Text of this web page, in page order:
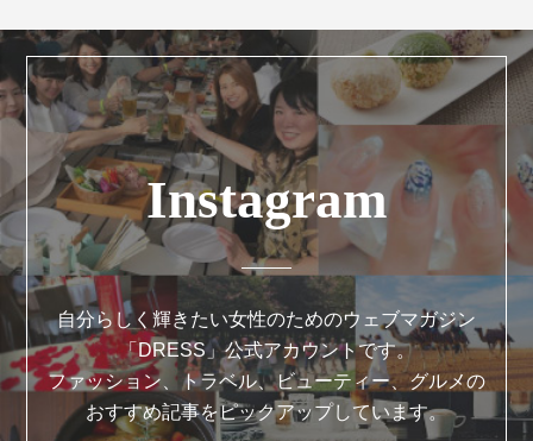
Instagram
自分らしく輝きたい女性のためのウェブマガジン
「DRESS」公式アカウントです。
ファッション、トラベル、ビューティー、グルメの
おすすめ記事をピックアップしています。